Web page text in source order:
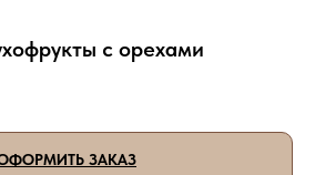
с орехами
ЗАКАЗ